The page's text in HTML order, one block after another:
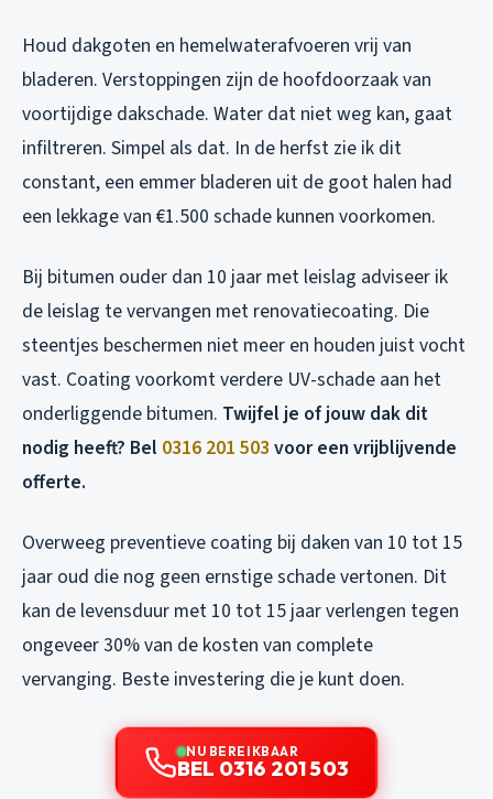
Houd dakgoten en hemelwaterafvoeren vrij van
bladeren. Verstoppingen zijn de hoofdoorzaak van
voortijdige dakschade. Water dat niet weg kan, gaat
infiltreren. Simpel als dat. In de herfst zie ik dit
constant, een emmer bladeren uit de goot halen had
een lekkage van €1.500 schade kunnen voorkomen.
Bij bitumen ouder dan 10 jaar met leislag adviseer ik
de leislag te vervangen met renovatiecoating. Die
steentjes beschermen niet meer en houden juist vocht
vast. Coating voorkomt verdere UV-schade aan het
onderliggende bitumen. Twijfel je of jouw dak dit
nodig heeft? Bel 0316 201 503 voor een vrijblijvende
offerte.
Overweeg preventieve coating bij daken van 10 tot 15
jaar oud die nog geen ernstige schade vertonen. Dit
kan de levensduur met 10 tot 15 jaar verlengen tegen
ongeveer 30% van de kosten van complete
vervanging. Beste investering die je kunt doen.
NU BEREIKBAAR
BEL 0316 201 503